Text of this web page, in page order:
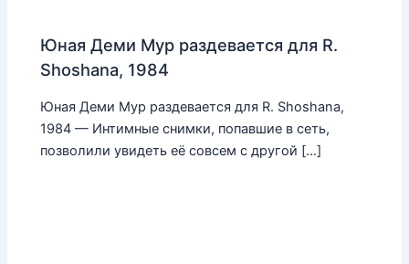
Юная Деми Мур раздевается для R.
Shoshana, 1984
Юная Деми Мур раздевается для R. Shoshana,
1984 — Интимные снимки, попавшие в сеть,
позволили увидеть её совсем с другой […]